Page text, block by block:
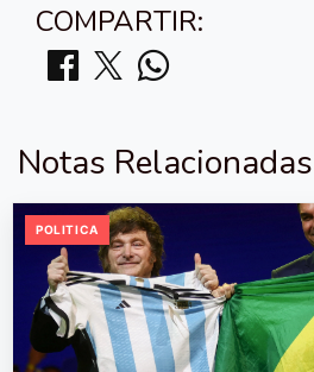
COMPARTIR:
Notas Relacionadas
POLITICA